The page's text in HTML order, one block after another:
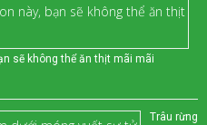
sẽ không thể ăn thịt mãi mãi
Trâu rừng